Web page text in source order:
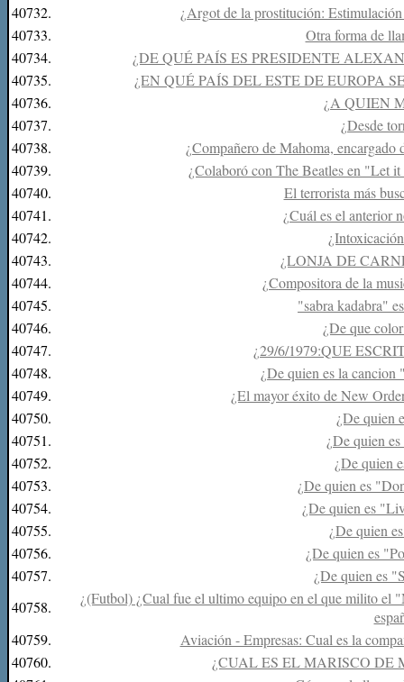
40732.
¿Argot de la prostitución:
40733.
Otra forma de
40734.
¿DE QUÉ PAÍS ES PRESIDENTE
40735.
¿EN QUÉ PAÍS DEL ESTE DE EUROPA
40736.
¿A QUIEN
40737.
¿Desde
40738.
¿Compañero de Mahoma, encargado
40739.
¿Colaboró con The Beatles en "Let
40740.
El terrorista más
40741.
¿Cuál es el anterior
40742.
40743.
¿LONJA DE
40744.
¿Compositora de la
40745.
"sabra kadabra"
40746.
¿De que
40747.
¿29/6/1979:QUE
40748.
¿De quien es la
40749.
¿El mayor éxito de New
40750.
¿De quien
40751.
¿De quien
40752.
¿De quien
40753.
¿De quien es
40754.
¿De quien es
40755.
¿De quien
40756.
¿De quien es
40757.
¿De quien es
40758.
¿(Futbol) ¿Cual fue el ultimo equipo en el que milito el
40759.
Aviación - Empresas: Cual es la
40760.
¿CUAL ES EL MARISCO DE